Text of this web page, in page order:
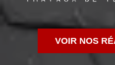
VOIR NOS